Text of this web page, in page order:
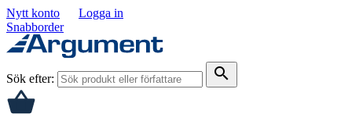
Nytt konto
Logga in
Snabborder
Sök efter: search